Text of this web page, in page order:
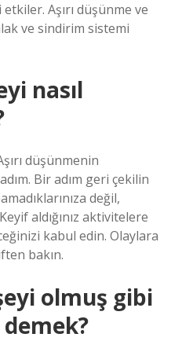
Aşırı düşünme ve
ve sindirim sistemi
nasıl
düşünmenin
Bir adım geri çekilin
değil,
aldığınız aktivitelere
kabul edin. Olaylara
bakın.
olmuş gibi